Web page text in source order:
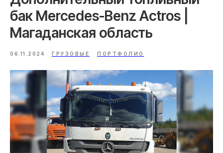
бак Mercedes-Benz Actros |
Магаданская область
06.11.2024 ГРУЗОВЫЕ ПОРТФОЛИО